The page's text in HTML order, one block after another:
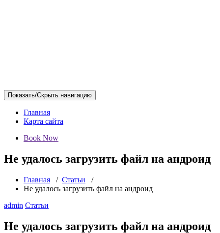
Показать/Скрыть навигацию
Главная
Карта сайта
Book Now
Не удалось загрузить файл на андроид
Главная / Статьи /
Не удалось загрузить файл на андроид
admin Статьи
Не удалось загрузить файл на андроид